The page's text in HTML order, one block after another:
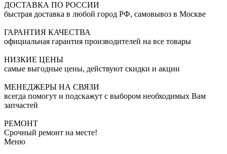
ДОСТАВКА ПО РОССИИ
быстрая доставка в любой город РФ, самовывоз в Москве
ГАРАНТИЯ КАЧЕСТВА
официальная гарантия производителей на все товары
НИЗКИЕ ЦЕНЫ
самые выгодные цены, действуют скидки и акции
МЕНЕДЖЕРЫ НА СВЯЗИ
всегда помогут и подскажут с выбором необходимых Вам
запчастей
РЕМОНТ
Срочный ремонт на месте!
Меню